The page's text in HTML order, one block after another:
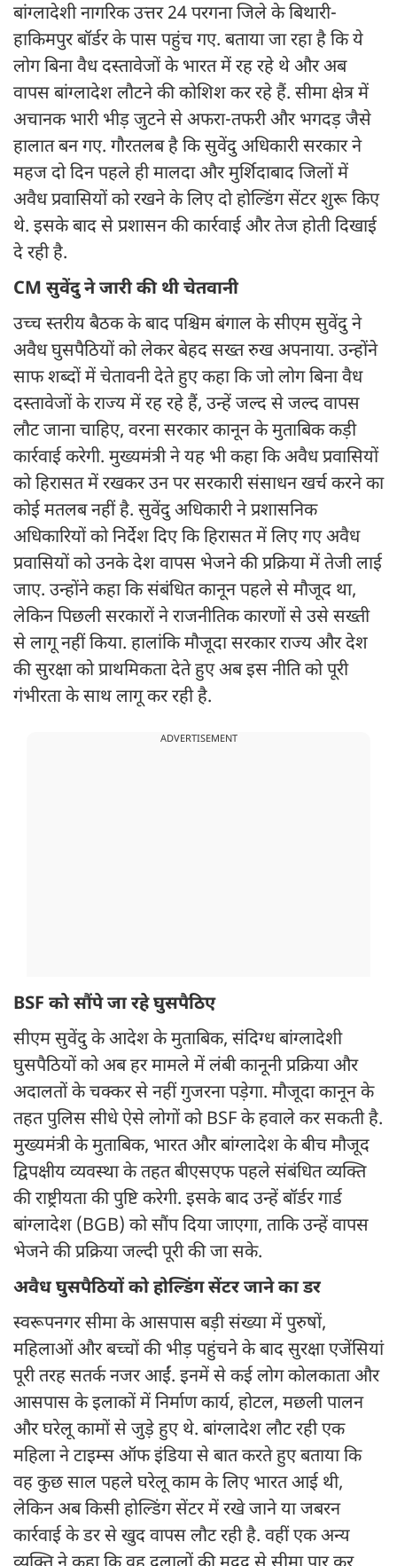
बांग्लादेशी नागरिक उत्तर 24 परगना जिले के बिथारी-
हाकिमपुर बॉर्डर के पास पहुंच गए. बताया जा रहा है कि ये
लोग बिना वैध दस्तावेजों के भारत में रह रहे थे और अब
वापस बांग्लादेश लौटने की कोशिश कर रहे हैं. सीमा क्षेत्र में
अचानक भारी भीड़ जुटने से अफरा-तफरी और भगदड़ जैसे
हालात बन गए. गौरतलब है कि सुवेंदु अधिकारी सरकार ने
महज दो दिन पहले ही मालदा और मुर्शिदाबाद जिलों में
अवैध प्रवासियों को रखने के लिए दो होल्डिंग सेंटर शुरू किए
थे. इसके बाद से प्रशासन की कार्रवाई और तेज होती दिखाई
दे रही है.
CM सुवेंदु ने जारी की थी चेतवानी
उच्च स्तरीय बैठक के बाद पश्चिम बंगाल के सीएम सुवेंदु ने
अवैध घुसपैठियों को लेकर बेहद सख्त रुख अपनाया. उन्होंने
साफ शब्दों में चेतावनी देते हुए कहा कि जो लोग बिना वैध
दस्तावेजों के राज्य में रह रहे हैं, उन्हें जल्द से जल्द वापस
लौट जाना चाहिए, वरना सरकार कानून के मुताबिक कड़ी
कार्रवाई करेगी. मुख्यमंत्री ने यह भी कहा कि अवैध प्रवासियों
को हिरासत में रखकर उन पर सरकारी संसाधन खर्च करने का
कोई मतलब नहीं है. सुवेंदु अधिकारी ने प्रशासनिक
अधिकारियों को निर्देश दिए कि हिरासत में लिए गए अवैध
प्रवासियों को उनके देश वापस भेजने की प्रक्रिया में तेजी लाई
जाए. उन्होंने कहा कि संबंधित कानून पहले से मौजूद था,
लेकिन पिछली सरकारों ने राजनीतिक कारणों से उसे सख्ती
से लागू नहीं किया. हालांकि मौजूदा सरकार राज्य और देश
की सुरक्षा को प्राथमिकता देते हुए अब इस नीति को पूरी
गंभीरता के साथ लागू कर रही है.
ADVERTISEMENT
BSF को सौंपे जा रहे घुसपैठिए
सीएम सुवेंदु के आदेश के मुताबिक, संदिग्ध बांग्लादेशी
घुसपैठियों को अब हर मामले में लंबी कानूनी प्रक्रिया और
अदालतों के चक्कर से नहीं गुजरना पड़ेगा. मौजूदा कानून के
तहत पुलिस सीधे ऐसे लोगों को BSF के हवाले कर सकती है.
मुख्यमंत्री के मुताबिक, भारत और बांग्लादेश के बीच मौजूद
द्विपक्षीय व्यवस्था के तहत बीएसएफ पहले संबंधित व्यक्ति
की राष्ट्रीयता की पुष्टि करेगी. इसके बाद उन्हें बॉर्डर गार्ड
बांग्लादेश (BGB) को सौंप दिया जाएगा, ताकि उन्हें वापस
भेजने की प्रक्रिया जल्दी पूरी की जा सके.
अवैध घुसपैठियों को होल्डिंग सेंटर जाने का डर
स्वरूपनगर सीमा के आसपास बड़ी संख्या में पुरुषों,
महिलाओं और बच्चों की भीड़ पहुंचने के बाद सुरक्षा एजेंसियां
पूरी तरह सतर्क नजर आईं. इनमें से कई लोग कोलकाता और
आसपास के इलाकों में निर्माण कार्य, होटल, मछली पालन
और घरेलू कामों से जुड़े हुए थे. बांग्लादेश लौट रही एक
महिला ने टाइम्स ऑफ इंडिया से बात करते हुए बताया कि
वह कुछ साल पहले घरेलू काम के लिए भारत आई थी,
लेकिन अब किसी होल्डिंग सेंटर में रखे जाने या जबरन
कार्रवाई के डर से खुद वापस लौट रही है. वहीं एक अन्य